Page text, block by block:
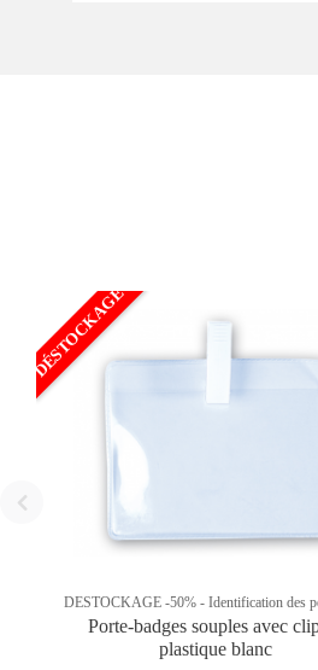
DÉSTOCKAGE
DESTOCKAGE -50% - Identification des
Porte-badges souples avec
plastique blanc